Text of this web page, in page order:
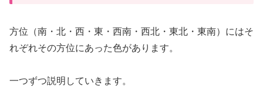
方位（南・北・西・東・西南・西北・東北・東南）にはそ
れぞれその方位にあった色があります。
一つずつ説明していきます。